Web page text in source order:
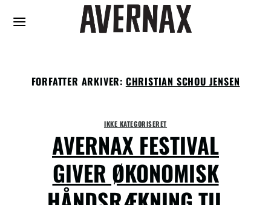
FORFATTER ARKIVER: CHRISTIAN SCHOU JENSEN
IKKE KATEGORISERET
AVERNAX FESTIVAL
GIVER ØKONOMISK